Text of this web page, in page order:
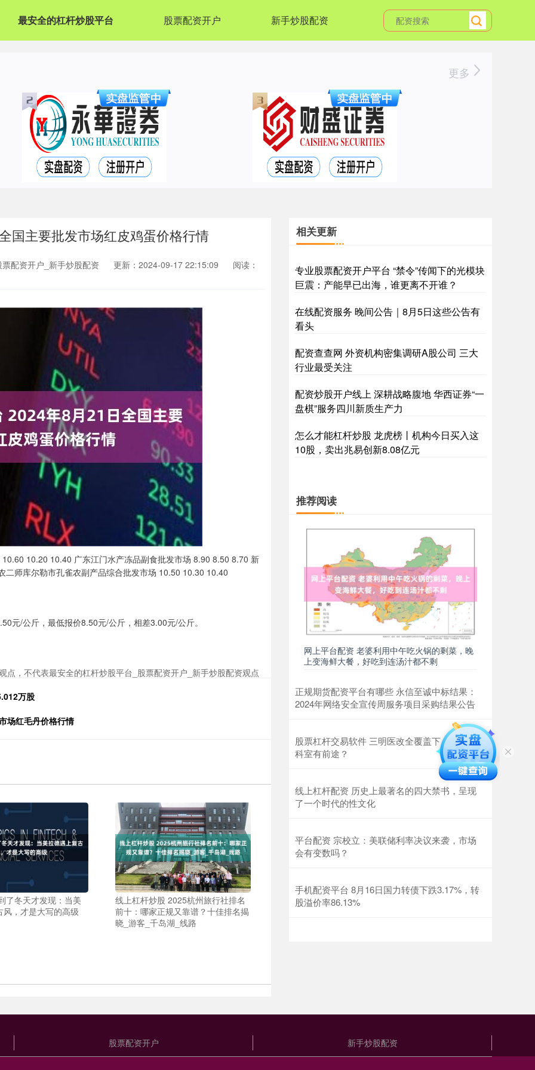
最安全的杠杆炒股平台 股票配资开户 新手炒股配资
更多
国主要批发市场红皮鸡蛋价格行情
配资开户_新手炒股配资 更新：2024-09-17 22:15:09 阅读：
10.20 10.40 广东江门水产冻品副食批发市场 8.90 8.50 8.70 新
师库尔勒市孔雀农副产品综合批发市场 10.50 10.30 10.40
元/公斤，最低报价8.50元/公斤，相差3.00元/公斤。
点，不代表最安全的杠杆炒股平台_股票配资开户_新手炒股配资观点
万股
场红毛丹价格行情
了冬天才发现：当美
风，才是大写的高级
线上杠杆炒股 2025杭州旅行社排名
前十：哪家正规又靠谱？十佳排名揭
晓_游客_千岛湖_线路
相关更新
专业股票配资开户平台 “禁令”传闻下的光模块
巨震：产能早已出海，谁更离不开谁？
在线配资服务 晚间公告｜8月5日这些公告有
看头
配资查查网 外资机构密集调研A股公司 三大
行业最受关注
配资炒股开户线上 深耕战略腹地 华西证券“一
盘棋”服务四川新质生产力
怎么才能杠杆炒股 龙虎榜丨机构今日买入这
10股，卖出兆易创新8.08亿元
推荐阅读
网上平台配资 老婆利用中午吃火锅的剩菜，晚
上变海鲜大餐，好吃到连汤汁都不剩
正规期货配资平台有哪些 永信至诚中标结果：
2024年网络安全宣传周服务项目采购结果公告
股票杠杆交易软件 三明医改全覆盖下，选什么
科室有前途？
线上杠杆配资 历史上最著名的四大禁书，呈现
了一个时代的性文化
平台配资 宗校立：美联储利率决议来袭，市场
会有变数吗？
手机配资平台 8月16日国力转债下跌3.17%，转
股溢价率86.13%
股票配资开户 新手炒股配资